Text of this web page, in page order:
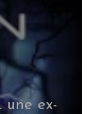
une ex-